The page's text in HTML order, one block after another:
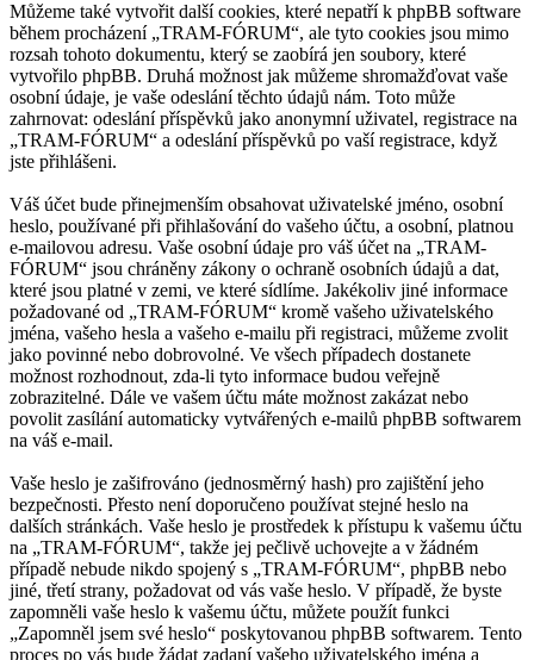
Můžeme také vytvořit další cookies, které nepatří k phpBB software
během procházení „TRAM-FÓRUM“, ale tyto cookies jsou mimo
rozsah tohoto dokumentu, který se zaobírá jen soubory, které
vytvořilo phpBB. Druhá možnost jak můžeme shromažďovat vaše
osobní údaje, je vaše odeslání těchto údajů nám. Toto může
zahrnovat: odeslání příspěvků jako anonymní uživatel, registrace na
„TRAM-FÓRUM“ a odeslání příspěvků po vaší registrace, když
jste přihlášeni.
Váš účet bude přinejmenším obsahovat uživatelské jméno, osobní
heslo, používané při přihlašování do vašeho účtu, a osobní, platnou
e-mailovou adresu. Vaše osobní údaje pro váš účet na „TRAM-
FÓRUM“ jsou chráněny zákony o ochraně osobních údajů a dat,
které jsou platné v zemi, ve které sídlíme. Jakékoliv jiné informace
požadované od „TRAM-FÓRUM“ kromě vašeho uživatelského
jména, vašeho hesla a vašeho e-mailu při registraci, můžeme zvolit
jako povinné nebo dobrovolné. Ve všech případech dostanete
možnost rozhodnout, zda-li tyto informace budou veřejně
zobrazitelné. Dále ve vašem účtu máte možnost zakázat nebo
povolit zasílání automaticky vytvářených e-mailů phpBB softwarem
na váš e-mail.
Vaše heslo je zašifrováno (jednosměrný hash) pro zajištění jeho
bezpečnosti. Přesto není doporučeno používat stejné heslo na
dalších stránkách. Vaše heslo je prostředek k přístupu k vašemu účtu
na „TRAM-FÓRUM“, takže jej pečlivě uchovejte a v žádném
případě nebude nikdo spojený s „TRAM-FÓRUM“, phpBB nebo
jiné, třetí strany, požadovat od vás vaše heslo. V případě, že byste
zapomněli vaše heslo k vašemu účtu, můžete použít funkci
„Zapomněl jsem své heslo“ poskytovanou phpBB softwarem. Tento
proces po vás bude žádat zadaní vašeho uživatelského jména a